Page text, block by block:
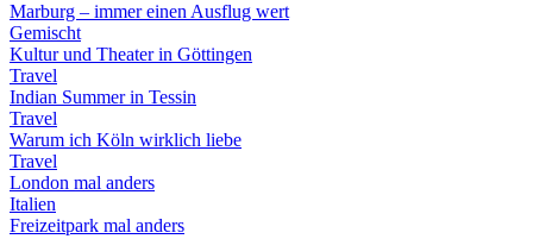
Marburg – immer einen Ausflug wert
Gemischt
Kultur und Theater in Göttingen
Travel
Indian Summer in Tessin
Travel
Warum ich Köln wirklich liebe
Travel
London mal anders
Italien
Freizeitpark mal anders